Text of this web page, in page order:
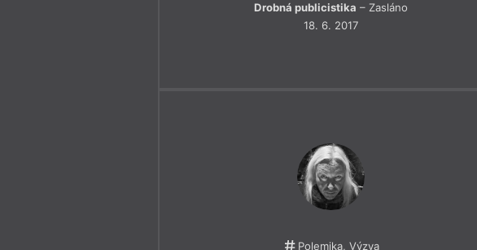
Drobná publicistika – Zasláno
18. 6. 2017
Polemika, Výzva